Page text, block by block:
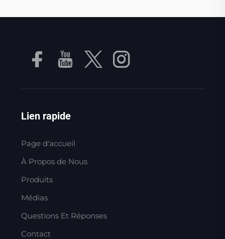
Lien rapide
Page d'accueil
À Propos de Nous
Produits
Médias
Questions Et Réponses
Contact